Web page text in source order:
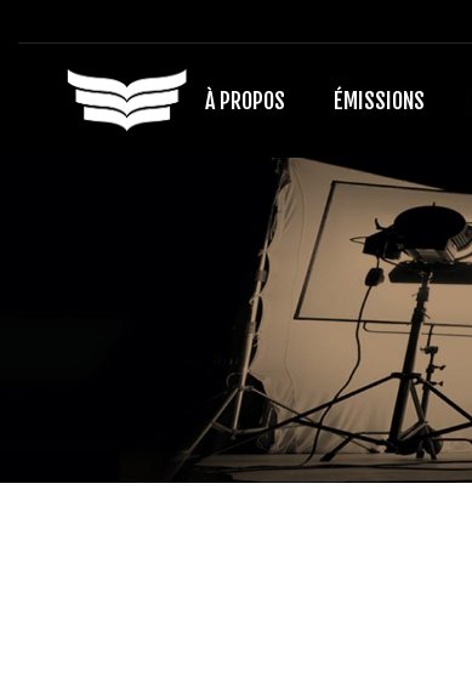
À PROPOS ÉMISSIONS